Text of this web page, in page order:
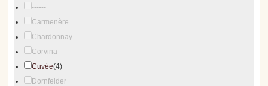
------
Carmenère
Chardonnay
Corvina
Cuvée(4)
Dornfelder